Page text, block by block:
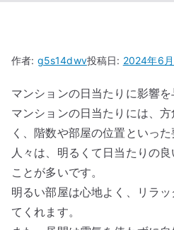
作者: g5s14dwv投稿日: 2024年6
マンションの日当たりに影響
マンションの日当たりには、
く、階数や部屋の位置といった
人々は、明るくて日当たりの
ことが多いです。
明るい部屋は心地よく、リラ
てくれます。